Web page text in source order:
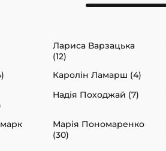
Лариса Варзацька
(12)
Каролін Ламарш (4)
Надія Походжай (7)
Марія Пономаренко
(30)